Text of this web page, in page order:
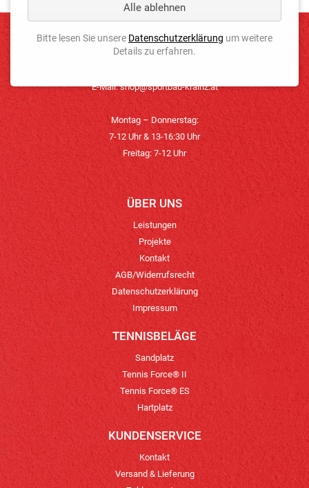
KONTAKT
E-Mail:shop@sportbau-krainz.at
Montag – Donnerstag:
7-12 Uhr & 13-16:30 Uhr
Freitag: 7-12 Uhr
ÜBER UNS
Leistungen
Projekte
Kontakt
AGB/Widerrufsrecht
Datenschutzerklärung
Impressum
TENNISBELÄGE
Sandplatz
Tennis Force® II
Tennis Force® ES
Hartplatz
KUNDENSERVICE
Kontakt
Versand & Lieferung
Alle ablehnen
Bitte lesen Sie unsere Datenschutzerklärung um weitere
Details zu erfahren.